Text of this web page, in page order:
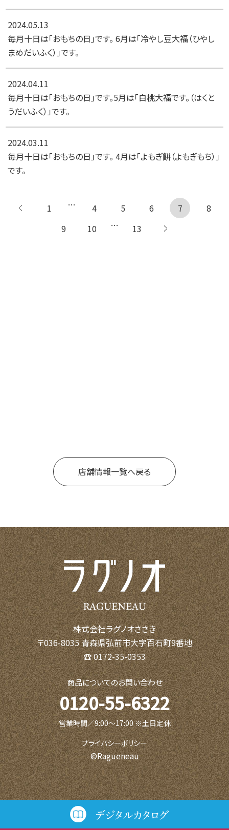
2024.05.13
毎月十日は「おもちの日」です。 6月は「冷やし豆大福（ひやし
まめだいふく）」です。
2024.04.11
毎月十日は「おもちの日」です。5月は「白桃大福です。（はくと
うだいふく）」です。
2024.03.11
毎月十日は「おもちの日」です。 4月は「よもぎ餅（よもぎもち）」
です。
← 前へ
1 … 4 5 6 7
8
9
10 … 13
店舗情報一覧へ戻る
株式会社ラグノオささき
〒036-8035 青森県弘前市大字百石町9番地
☎ 0172-35-0353
商品についてのお問い合わせ
0120-55-6322
営業時間／9:00〜17:00 ※土日定休
プライバシーポリシー
©Ragueneau